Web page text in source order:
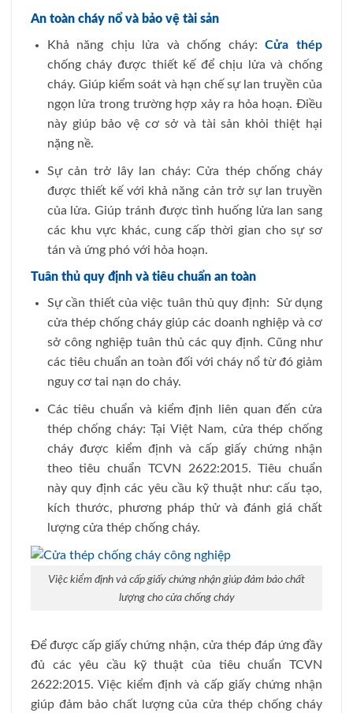
An toàn cháy nổ và bảo vệ tài sản
Khả năng chịu lửa và chống cháy:Cửa thép
chống cháy được thiết kế để chịu lửa và chống
cháy. Giúp kiểm soát và hạn chế sự lan truyền của
ngọn lửa trong trường hợp xảy ra hỏa hoạn. Điều
này giúp bảo vệ cơ sở và tài sản khỏi thiệt hại
nặng nề.
Sự cản trở lây lan cháy: Cửa thép chống cháy
được thiết kế với khả năng cản trở sự lan truyền
của lửa. Giúp tránh được tình huống lửa lan sang
các khu vực khác, cung cấp thời gian cho sự sơ
tán và ứng phó với hỏa hoạn.
Tuân thủ quy định và tiêu chuẩn an toàn
Sự cần thiết của việc tuân thủ quy định: Sử dụng
cửa thép chống cháy giúp các doanh nghiệp và cơ
sở công nghiệp tuân thủ các quy định. Cũng như
các tiêu chuẩn an toàn đối với cháy nổ từ đó giảm
nguy cơ tai nạn do cháy.
Các tiêu chuẩn và kiểm định liên quan đến cửa
thép chống cháy: Tại Việt Nam, cửa thép chống
cháy được kiểm định và cấp giấy chứng nhận
theo tiêu chuẩn TCVN 2622:2015. Tiêu chuẩn
này quy định các yêu cầu kỹ thuật như: cấu tạo,
kích thước, phương pháp thử và đánh giá chất
lượng cửa thép chống cháy.
Việc kiểm định và cấp giấy chứng nhận giúp đảm bảo chất
lượng cho cửa chống cháy
Để được cấp giấy chứng nhận, cửa thép đáp ứng đầy
đủ các yêu cầu kỹ thuật của tiêu chuẩn TCVN
2622:2015. Việc kiểm định và cấp giấy chứng nhận
giúp đảm bảo chất lượng của cửa thép chống cháy